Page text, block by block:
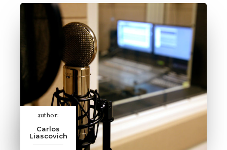
author:
Carlos
Liascovich